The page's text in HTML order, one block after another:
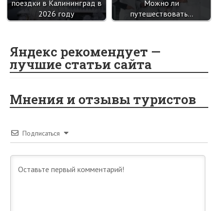
поездки в Калининград в
2026 году
Можно ли
путешествовать…
Яндекс рекомендует —
лучшие статьи сайта
Мнения и отзывы туристов
Подписаться